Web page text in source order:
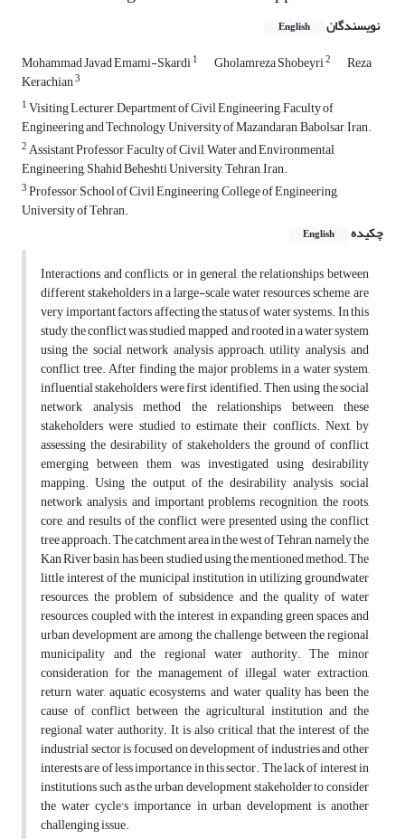
نویسندگان English
Mohammad Javad Emami-Skardi1 Gholamreza Shobeyri2 Reza
Kerachian3
1Visiting Lecturer, Department of Civil Engineering, Faculty of
Engineering and Technology, University of Mazandaran, Babolsar, Iran.
2Assistant Professor, Faculty of Civil, Water and Environmental
Engineering, Shahid Beheshti University, Tehran, Iran.
3Professor, School of Civil Engineering, College of Engineering,
University of Tehran.
چکیده
English
Interactions and conflicts, or in general, the relationships between
different stakeholders in a large-scale water resources scheme, are
very important factors affecting the status of water systems. In this
study, the conflict was studied, mapped, and rooted in a water system
using the social network analysis approach, utility analysis, and
conflict tree. After finding the major problems in a water system,
influential stakeholders were first identified. Then, using the social
network analysis method the relationships between these
stakeholders were studied to estimate their conflicts. Next, by
assessing the desirability of stakeholders, the ground of conflict
emerging between them was investigated using desirability
mapping. Using the output of the desirability analysis, social
network analysis, and important problems recognition, the roots,
core, and results of the conflict were presented using the conflict
tree approach. The catchment area in the west of Tehran, namely the
Kan River basin, has been studied using the mentioned method. The
little interest of the municipal institution in utilizing groundwater
resources, the problem of subsidence and the quality of water
resources, coupled with the interest in expanding green spaces and
urban development are among the challenge between the regional
municipality and the regional water authority. The minor
consideration for the management of illegal water extraction,
return water, aquatic ecosystems, and water quality has been the
cause of conflict between the agricultural institution and the
regional water authority. It is also critical that the interest of the
industrial sector is focused on development of industries and other
interests are of less importance in this sector. The lack of interest in
institutions such as the urban development stakeholder to consider
the water cycle's importance in urban development is another
challenging issue.